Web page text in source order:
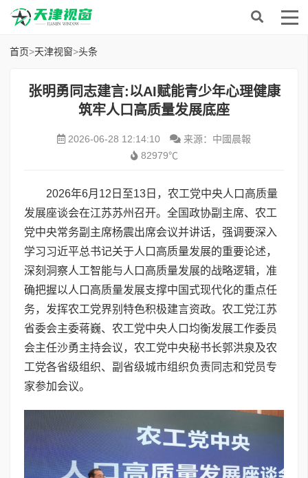
首页>天津视窗>头条
张明勇同志建言:以AI赋能青少年心理健康
筑牢人口高质量发展底座
2026-06-28 12:14:10
来源：中國晨報
82979℃
2026年6月12日至13日，农工党中央人口高质量
发展座谈会在江苏苏州召开。全国政协副主席、农工
党中央常务副主席杨震出席会议并讲话，强调要深入
学习习近平总书记关于人口高质量发展的重要论述，
深刻洞察人工智能与人口高质量发展的战略逻辑，准
确把握以人口高质量发展支撑中国式现代化的重点任
务，发挥农工党界别特色积极建言资政。农工党江苏
省委会主委蒋巍、农工党中央人口均衡发展工作委员
会主任沙勇主持会议，农工党中央秘书长郭洪泉及农
工党各省级组织、副省级城市组织负责同志和党员专
家参加会议。